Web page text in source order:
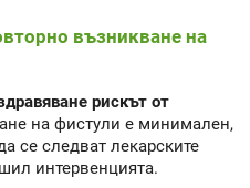
възникване на
рискът от
на фистули е минимален,
се следват лекарските
интервенцията.